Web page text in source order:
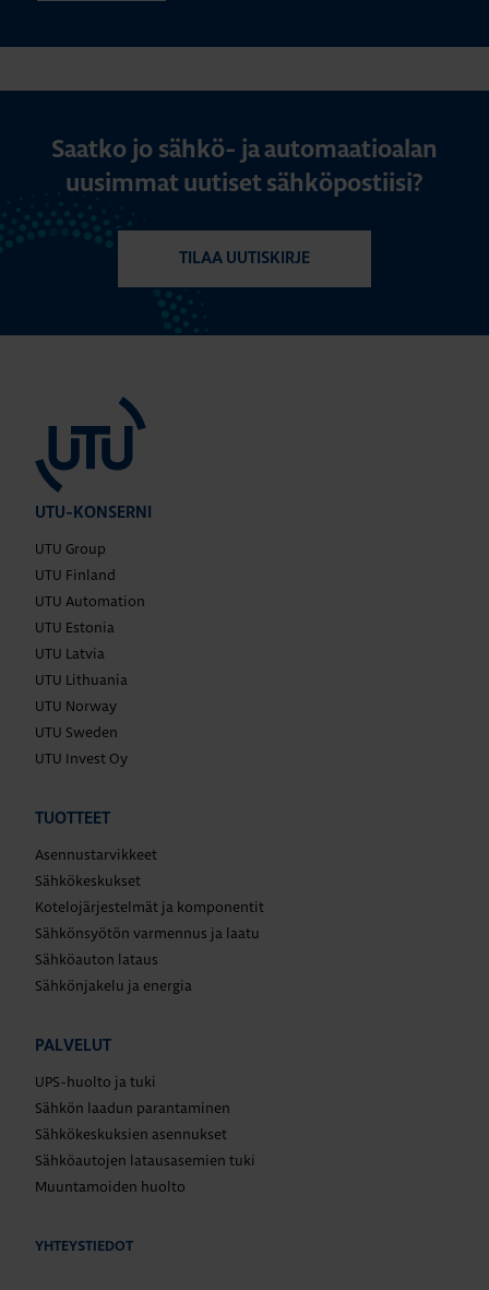
Saatko jo sähkö- ja automaatioalan
uusimmat uutiset sähköpostiisi?
TILAA UUTISKIRJE
UTU-KONSERNI
UTU Group
UTU Finland
UTU Automation
UTU Estonia
UTU Latvia
UTU Lithuania
UTU Norway
UTU Sweden
UTU Invest Oy
TUOTTEET
Asennustarvikkeet
Sähkökeskukset
Kotelojärjestelmät ja komponentit
Sähkönsyötön varmennus ja laatu
Sähköauton lataus
Sähkönjakelu ja energia
PALVELUT
UPS-huolto ja tuki
Sähkön laadun parantaminen
Sähkökeskuksien asennukset
Sähköautojen latausasemien tuki
Muuntamoiden huolto
YHTEYSTIEDOT